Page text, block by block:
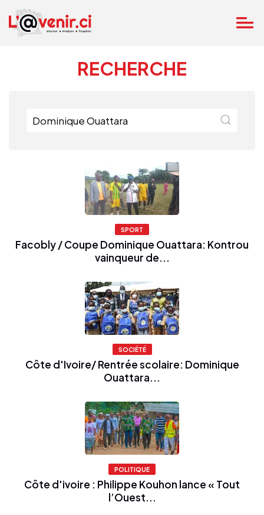
RECHERCHE
SPORT
Facobly / Coupe Dominique Ouattara: Kontrou
vainqueur de...
SOCIÉTÉ
Côte d'Ivoire/ Rentrée scolaire: Dominique
Ouattara...
POLITIQUE
Côte d'ivoire : Philippe Kouhon lance « Tout
l’Ouest...